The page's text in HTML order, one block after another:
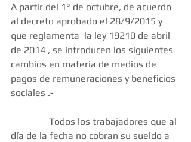
A partir del 1° de octubre, de acuerdo
al decreto aprobado el 28/9/2015 y
que reglamenta  la ley 19210 de abril
de 2014 , se introducen los siguientes
cambios en materia de medios de
pagos de remuneraciones y beneficios
sociales .-
día de la fecha no cobran su sueldo a